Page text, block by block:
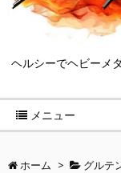
ヘルシーでヘビーメ
メニュー
ホーム > グルテ